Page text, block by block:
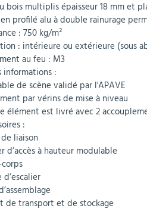
bois multiplis épaisseur 18 mm et
profilé alu à double rainurage
: 750 kg/m²
: intérieure ou extérieure (sous
au feu : M3
informations :
de scène validé par l'APAVE
par vérins de mise à niveau
élément est livré avec 2
:
liaison
d’accès à hauteur modulable
d’escalier
de transport et de stockage